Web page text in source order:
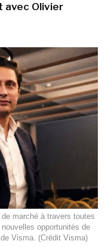
avec Olivier
marché à travers toutes
opportunités de
Visma. (Crédit Visma)